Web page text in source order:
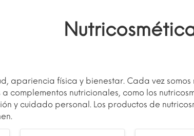
apariencia física y bienestar. Cada vez
nutricionales, como los
y cuidado personal. Los productos de